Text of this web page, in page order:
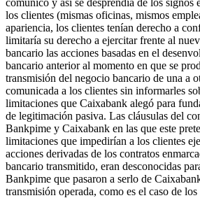
los clientes (mismas oficinas, mismos
apariencia, los clientes tenían derecho a
limitaría su derecho a ejercitar frente al
bancario las acciones basadas en el
bancario anterior al momento en que se
transmisión del negocio bancario de una a
comunicada a los clientes sin informarles
limitaciones que Caixabank alegó para
de legitimación pasiva. Las cláusulas del
Bankpime y Caixabank en las que este
limitaciones que impedirían a los clientes
acciones derivadas de los contratos
bancario transmitido, eran desconocidas
Bankpime que pasaron a serlo de
transmisión operada, como es el caso de los